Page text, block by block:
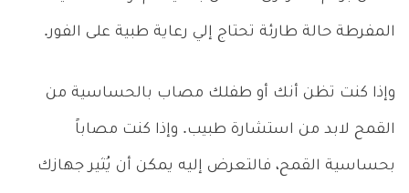
المفرطة حالة طارئة تحتاج إلي رعاية طبية على الفور.
وإذا كنت تظن أنك أو طفلك مصاب بالحساسية من
القمح لابد من استشارة طبيب. وإذا كنت مصاباً
بحساسية القمح، فالتعرض إليه يمكن أن يُثير جهازك